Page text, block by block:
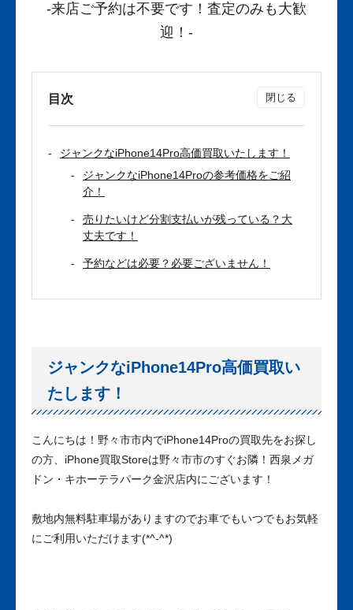
-来店ご予約は不要です！査定のみも大歓
迎！-
目次
ジャンクなiPhone14Pro高価買取いたします！
ジャンクなiPhone14Proの参考価格をご紹
介！
売りたいけど分割支払いが残っている？大
丈夫です！
予約などは必要？必要ございません！
ジャンクなiPhone14Pro高価買取い
たします！
こんにちは！野々市市内でiPhone14Proの買取先をお探し
の方、iPhone買取Storeは野々市市のすぐお隣！西泉メガ
ドン・キホーテラパーク金沢店内にございます！
敷地内無料駐車場がありますのでお車でもいつでもお気軽
にご利用いただけます(*^-^*)